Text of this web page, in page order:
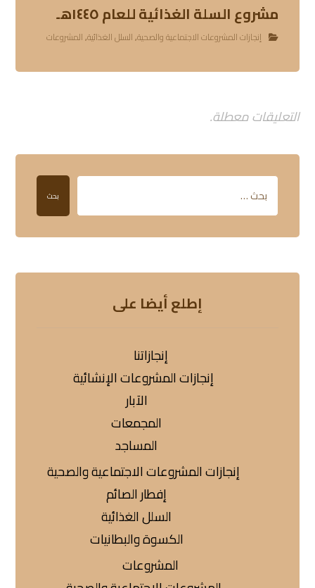
مشروع السلة الغذائية للعام ١٤٤٥هـ
إنجازات المشروعات الاجتماعية والصحية,السلل الغذائية,المشروعات
التعليقات معطلة.
بحث
إطلع أيضا على
إنجازاتنا
إنجازات المشروعات الإنشائية
الآبار
المجمعات
المساجد
إنجازات المشروعات الاجتماعية والصحية
إفطار الصائم
السلل الغذائية
الكسوة والبطانيات
المشروعات